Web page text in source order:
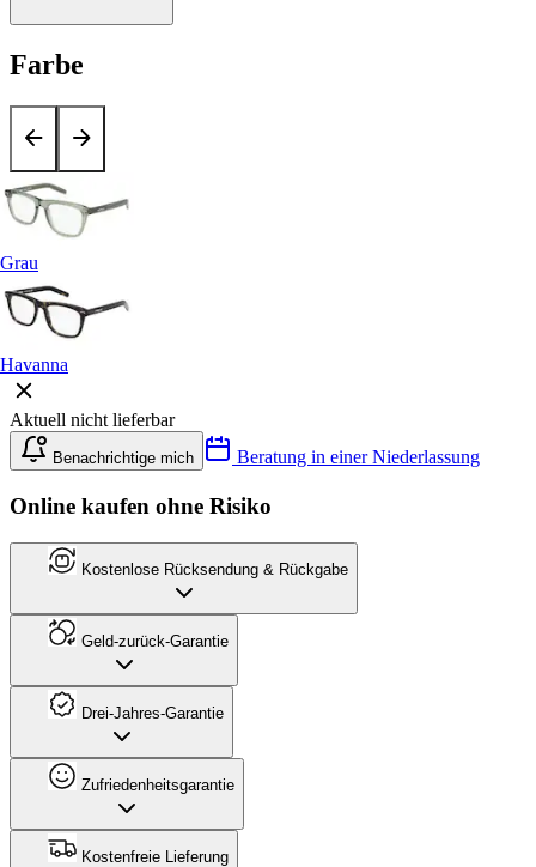
Farbe
Grau
Havanna
Aktuell nicht lieferbar
Benachrichtige mich Beratung in einer Niederlassung
Online kaufen ohne Risiko
Kostenlose Rücksendung & Rückgabe
Geld-zurück-Garantie
Drei-Jahres-Garantie
Zufriedenheitsgarantie
Kostenfreie Lieferung